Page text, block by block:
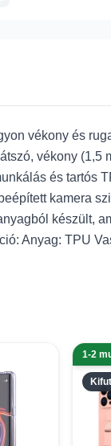
vékony és
vékony (1,5
és tartós
kamera
készült,
Anyag: TPU
1-2